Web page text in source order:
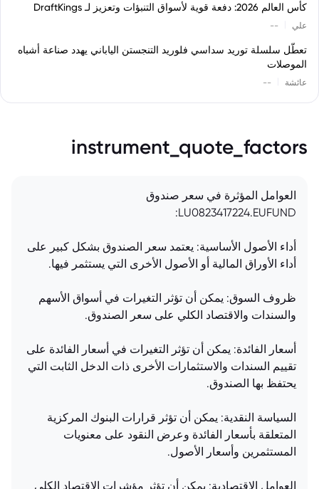
كأس العالم 2026: دفعة قوية لأسواق التنبؤات وتعزيز لـ DraftKings
علي --
تعطّل سلسلة توريد سداسي فلوريد التنجستن الياباني يهدد صناعة أشباه
الموصلات
عائشة --
instrument_quote_factors
العوامل المؤثرة في سعر صندوق
LU0823417224.EUFUND:
أداء الأصول الأساسية: يعتمد سعر الصندوق بشكل كبير على
أداء الأوراق المالية أو الأصول الأخرى التي يستثمر فيها.
ظروف السوق: يمكن أن تؤثر التغيرات في أسواق الأسهم
والسندات والاقتصاد الكلي على سعر الصندوق.
أسعار الفائدة: يمكن أن تؤثر التغيرات في أسعار الفائدة على
تقييم السندات والاستثمارات الأخرى ذات الدخل الثابت التي
يحتفظ بها الصندوق.
السياسة النقدية: يمكن أن تؤثر قرارات البنوك المركزية
المتعلقة بأسعار الفائدة وعرض النقود على معنويات
المستثمرين وأسعار الأصول.
العوامل الاقتصادية: يمكن أن تؤثر مؤشرات الاقتصاد الكلي